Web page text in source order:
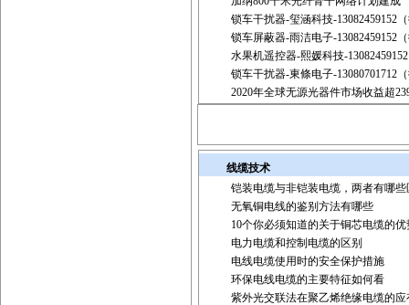
锁车干扰器-玺涵科技-13082459152
锁车屏蔽器-雨洁电子-13082459152
水果机遥控器-熙媛科技-
锁车干扰器-東條电子-13080701712
2020年全球无源光器件市场收益超
线缆技术
铠装电缆与非铠装电缆，两者有哪些
无氧铜电线的鉴别方法有哪些
10个你必须知道的关于铜芯电缆的优
电力电缆和控制电缆的区别
电线电缆使用时的安全保护措施
环保电线电缆的主要特征如何看
紫外光交联法在聚乙烯绝缘电缆的应